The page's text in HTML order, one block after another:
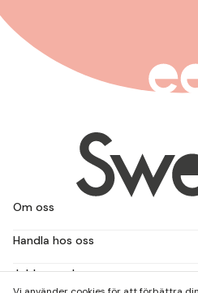
Om oss
Handla hos oss
Jobba med oss